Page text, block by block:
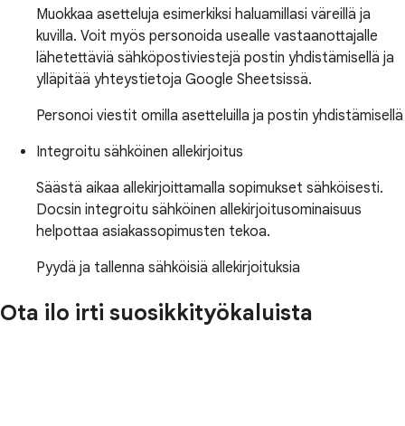
Muokkaa asetteluja esimerkiksi haluamillasi väreillä ja
kuvilla. Voit myös personoida usealle vastaanottajalle
lähetettäviä sähköpostiviestejä postin yhdistämisellä ja
ylläpitää yhteystietoja Google Sheetsissä.
Personoi viestit omilla asetteluilla ja postin yhdistämisellä
Integroitu sähköinen allekirjoitus
Säästä aikaa allekirjoittamalla sopimukset sähköisesti.
Docsin integroitu sähköinen allekirjoitusominaisuus
helpottaa asiakassopimusten tekoa.
Pyydä ja tallenna sähköisiä allekirjoituksia
Ota ilo irti suosikkityökaluista